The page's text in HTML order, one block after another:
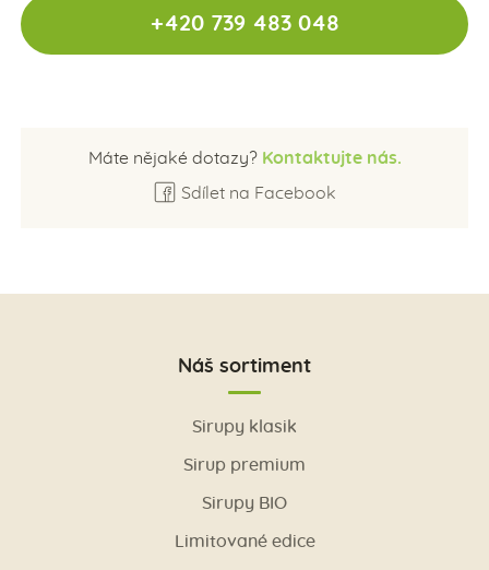
+420 739 483 048
Máte nějaké dotazy?Kontaktujte nás.
Sdílet na Facebook
Náš sortiment
Sirupy klasik
Sirup premium
Sirupy BIO
Limitované edice